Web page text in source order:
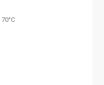
70°C